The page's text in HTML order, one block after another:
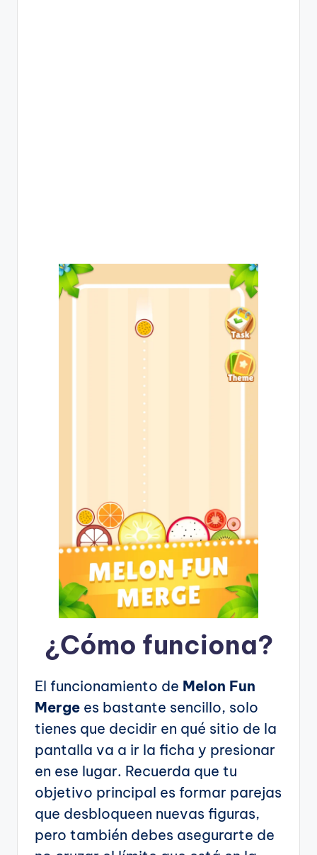
¿Cómo funciona?
El funcionamiento de Melon Fun
Merge es bastante sencillo, solo
tienes que decidir en qué sitio de la
pantalla va a ir la ficha y presionar
en ese lugar. Recuerda que tu
objetivo principal es formar parejas
que desbloqueen nuevas figuras,
pero también debes asegurarte de